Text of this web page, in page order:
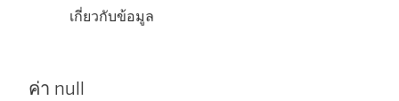
เกี่ยวกับข้อมูล
ค่า null